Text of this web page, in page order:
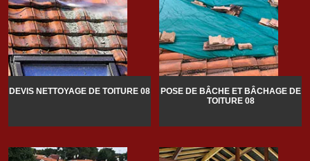
DEVIS NETTOYAGE DE TOITURE 08
POSE DE BÂCHE ET BÂCHAGE DE
TOITURE 08